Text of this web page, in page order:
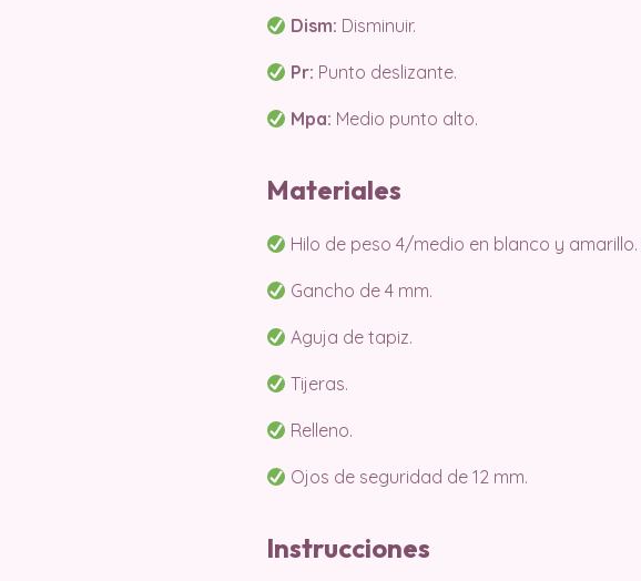
Dism: Disminuir.
Pr: Punto deslizante.
Mpa: Medio punto alto.
Materiales
Hilo de peso 4/medio en blanco y
Gancho de 4 mm.
Aguja de tapiz.
Tijeras.
Relleno.
Ojos de seguridad de 12 mm.
Instrucciones